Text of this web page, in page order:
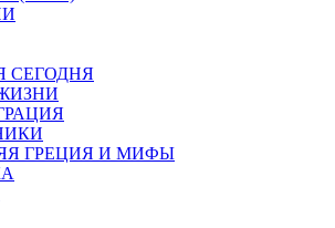
СЕГОДНЯ
ГРЕЦИЯ И МИФЫ